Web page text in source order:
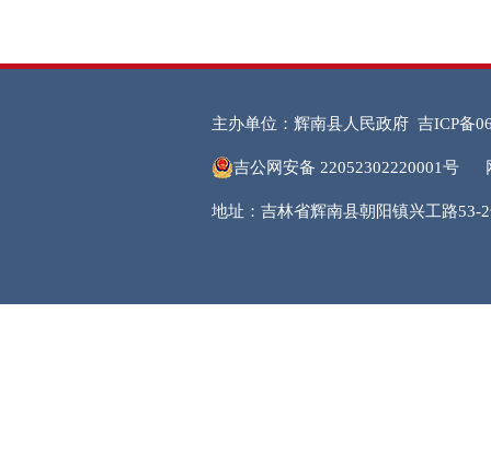
主办单位：辉南县人民政府 吉ICP备
吉公网安备 22052302220001号
地址：吉林省辉南县朝阳镇兴工路53-